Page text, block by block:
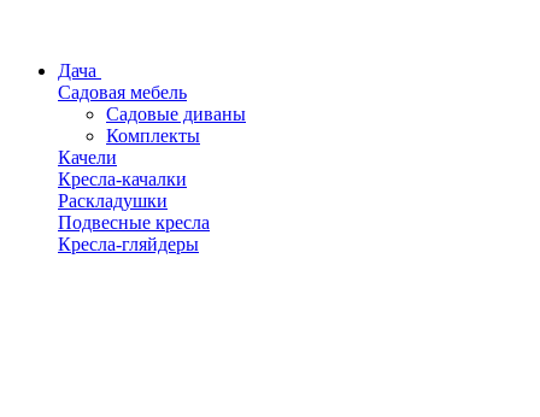
Дача
Садовая мебель
Садовые диваны
Комплекты
Качели
Кресла-качалки
Раскладушки
Подвесные кресла
Кресла-гляйдеры